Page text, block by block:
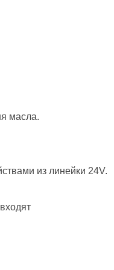
масла.
из линейки 24V.